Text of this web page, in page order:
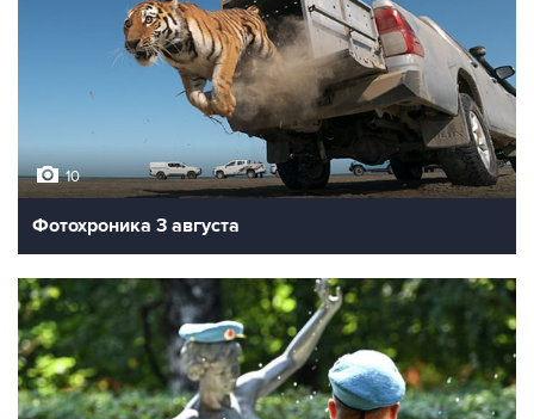
10
Фотохроника 3 августа